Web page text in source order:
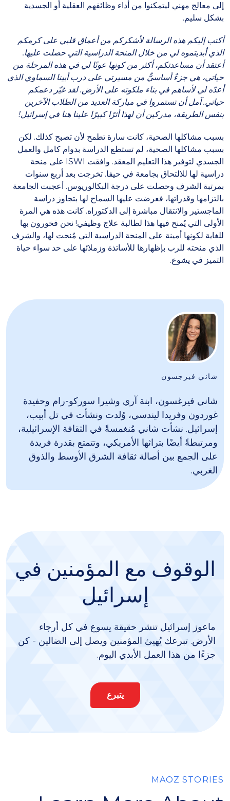
إلى معالج مهني ليتمكنوا من أداء وظائفهم العقلية أو الجسدية
بشكل سليم.
أكتب إليكم هذه الرسالة لأشكركم من أعماق قلبي على كرمكم
الذي أبديتموه لي من خلال المنحة الدراسية التي حصلت عليها.
أعتقد أن مساعدتكم، أكثر من كونها عونًا لي في هذه المرحلة من
حياتي، هي جزءٌ أساسيٌّ من مسيرتي على درب أبينا السماوي الذي
أعدّه لي لأساهم في بناء ملكوته على الأرض. لقد غيّر دعمكم
حياتي. آمل أن تستمروا في مباركة العديد من الطلاب الآخرين
بنفس الطريقة، مدركين أن لهذا أثرًا كبيرًا علينا هنا في إسرائيل!
بسبب مشاكلها الصحية، كانت سارة تطمح لأن تصبح كذلك. لكن
بسبب مشاكلها الصحية، لم تستطع الدراسة بدوام كامل والعمل
الجسدي لتوفير هذا التعليم المعقد. وافقت ISWI على منحة
دراسية لها للالتحاق بجامعة في حيفا. تخرجت بعد أربع سنوات
بمرتبة الشرف وحصلت على درجة البكالوريوس. أعجبت الجامعة
بالتزامها وقدراتها، فعرضت عليها السماح لها بتجاوز دراسة
الماجستير والانتقال مباشرة إلى الدكتوراه. كانت هذه هي المرة
الأولى التي يُمنح فيها هذا لطالبة علاج وظيفي! نحن فخورون بها
للغاية لكونها أمينة على المنحة الدراسية التي مُنحت لها، والشرف
الذي منحته للرب بإظهارها للأساتذة وزملائها على حد سواء حياة
التميز في يشوع.
شاني فيرجسون
شاني فيرغسون، ابنة آري وشيرا سوركو-رام وحفيدة
غوردون وفريدا ليندسي، وُلدت ونشأت في تل أبيب،
إسرائيل. نشأت شاني مُنغمسةً في الثقافة الإسرائيلية،
ومرتبطةً أيضًا بتراثها الأمريكي، وتتمتع بقدرة فريدة
على الجمع بين أصالة ثقافة الشرق الأوسط والذوق
الغربي.
الوقوف مع المؤمنين في
إسرائيل
ماعوز إسرائيل تنشر حقيقة يسوع في كل أرجاء
الأرض. تبرعك يُهيئ المؤمنين ويصل إلى الضالين - كن
جزءًا من هذا العمل الأبدي اليوم.
يتبرع
MAOZ STORIES